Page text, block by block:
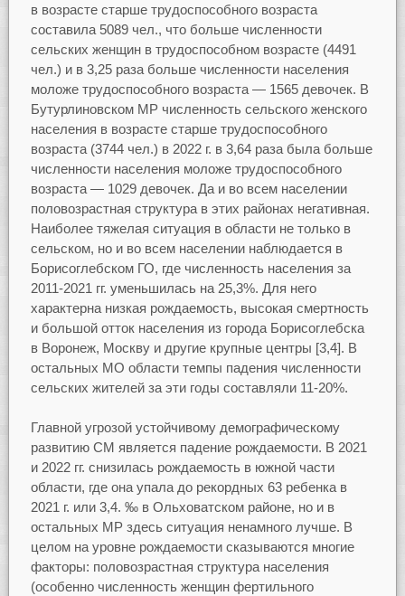
в возрасте старше трудоспособного возраста
составила 5089 чел., что больше численности
сельских женщин в трудоспособном возрасте (4491
чел.) и в 3,25 раза больше численности населения
моложе трудоспособного возраста — 1565 девочек. В
Бутурлиновском МР численность сельского женского
населения в возрасте старше трудоспособного
возраста (3744 чел.) в 2022 г. в 3,64 раза была больше
численности населения моложе трудоспособного
возраста — 1029 девочек. Да и во всем населении
половозрастная структура в этих районах негативная.
Наиболее тяжелая ситуация в области не только в
сельском, но и во всем населении наблюдается в
Борисоглебском ГО, где численность населения за
2011-2021 гг. уменьшилась на 25,3%. Для него
характерна низкая рождаемость, высокая смертность
и большой отток населения из города Борисоглебска
в Воронеж, Москву и другие крупные центры [3,4]. В
остальных МО области темпы падения численности
сельских жителей за эти годы составляли 11-20%.
Главной угрозой устойчивому демографическому
развитию СМ является падение рождаемости. В 2021
и 2022 гг. снизилась рождаемость в южной части
области, где она упала до рекордных 63 ребенка в
2021 г. или 3,4. ‰ в Ольховатском районе, но и в
остальных МР здесь ситуация ненамного лучше. В
целом на уровне рождаемости сказываются многие
факторы: половозрастная структура населения
(особенно численность женщин фертильного